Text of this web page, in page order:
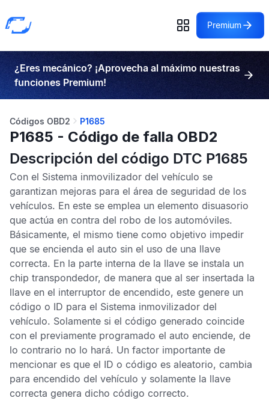
Premium
¿Eres mecánico? ¡Aprovecha al máximo nuestras
funciones Premium!
Códigos OBD2 P1685
P1685 - Código de falla OBD2
Descripción del código DTC P1685
Con el Sistema inmovilizador del vehículo se
garantizan mejoras para el área de seguridad de los
vehículos. En este se emplea un elemento disuasorio
que actúa en contra del robo de los automóviles.
Básicamente, el mismo tiene como objetivo impedir
que se encienda el auto sin el uso de una llave
correcta. En la parte interna de la llave se instala un
chip transpondedor, de manera que al ser insertada la
llave en el interruptor de encendido, este genere un
código o ID para el Sistema inmovilizador del
vehículo. Solamente si el código generado coincide
con el previamente programado el auto enciende, de
lo contrario no lo hará. Un factor importante de
mencionar es que el ID o código es aleatorio, cambia
para encendido del vehículo y solamente la llave
correcta genera dicho código correcto.